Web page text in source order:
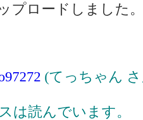
プロードしました
(てっちゃん
は読んでいます。